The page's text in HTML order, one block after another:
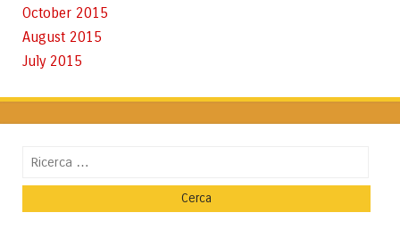
October 2015
August 2015
July 2015
Cerca